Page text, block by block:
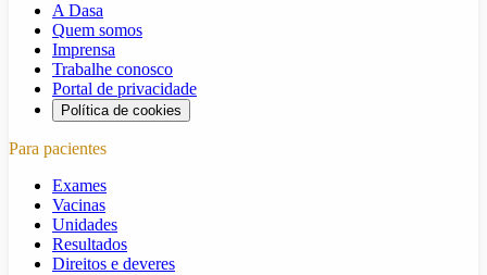
A Dasa
Quem somos
Imprensa
Trabalhe conosco
Portal de privacidade
Política de cookies
Para pacientes
Exames
Vacinas
Unidades
Resultados
Direitos e deveres